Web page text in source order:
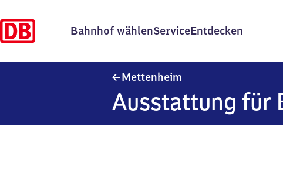
Bahnhof wählenServiceEntdecken
Mettenheim
Ausstattung für